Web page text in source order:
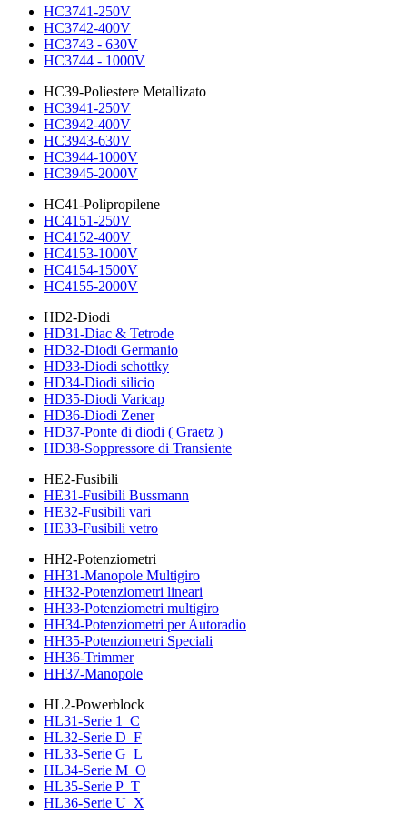
HC3741-250V
HC3742-400V
HC3743 - 630V
HC3744 - 1000V
HC39-Poliestere Metallizato
HC3941-250V
HC3942-400V
HC3943-630V
HC3944-1000V
HC3945-2000V
HC41-Polipropilene
HC4151-250V
HC4152-400V
HC4153-1000V
HC4154-1500V
HC4155-2000V
HD2-Diodi
HD31-Diac & Tetrode
HD32-Diodi Germanio
HD33-Diodi schottky
HD34-Diodi silicio
HD35-Diodi Varicap
HD36-Diodi Zener
HD37-Ponte di diodi ( Graetz )
HD38-Soppressore di Transiente
HE2-Fusibili
HE31-Fusibili Bussmann
HE32-Fusibili vari
HE33-Fusibili vetro
HH2-Potenziometri
HH31-Manopole Multigiro
HH32-Potenziometri lineari
HH33-Potenziometri multigiro
HH34-Potenziometri per Autoradio
HH35-Potenziometri Speciali
HH36-Trimmer
HH37-Manopole
HL2-Powerblock
HL31-Serie 1_C
HL32-Serie D_F
HL33-Serie G_L
HL34-Serie M_O
HL35-Serie P_T
HL36-Serie U_X